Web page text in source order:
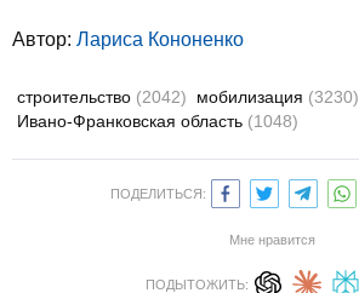
Автор: Лариса Кононенко
строительство (2042) мобилизация (3230)
Ивано-Франковская область (1048)
ПОДЕЛИТЬСЯ:
Мне нравится
ПОДЫТОЖИТЬ: